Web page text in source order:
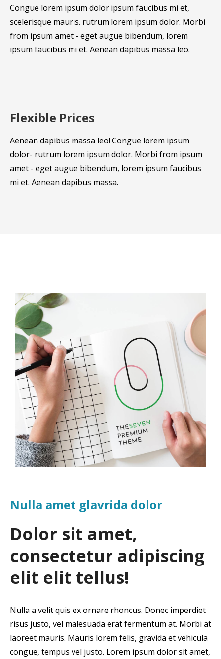
Congue lorem ipsum dolor ipsum faucibus mi et,
scelerisque mauris. rutrum lorem ipsum dolor. Morbi
from ipsum amet - eget augue bibendum, lorem
ipsum faucibus mi et. Aenean dapibus massa leo.
Flexible Prices
Aenean dapibus massa leo! Congue lorem ipsum
dolor- rutrum lorem ipsum dolor. Morbi from ipsum
amet - eget augue bibendum, lorem ipsum faucibus
mi et. Aenean dapibus massa.
Nulla amet glavrida dolor
Dolor sit amet,
consectetur adipiscing
elit elit tellus!
Nulla a velit quis ex ornare rhoncus. Donec imperdiet
risus justo, vel malesuada erat fermentum at. Morbi at
laoreet mauris. Mauris lorem felis, gravida et vehicula
congue, tempus vel justo. Lorem ipsum dolor sit amet,